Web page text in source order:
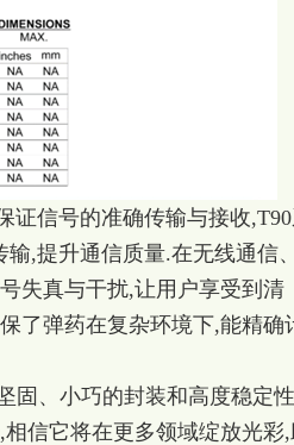
证信号的准确传输与接收
,提升通信质量.在无线通信
失真与干扰,让用户享受到清
了弹药在复杂环境下,能精确
固、小巧的封装和高度稳定
信它将在更多领域绽放光彩